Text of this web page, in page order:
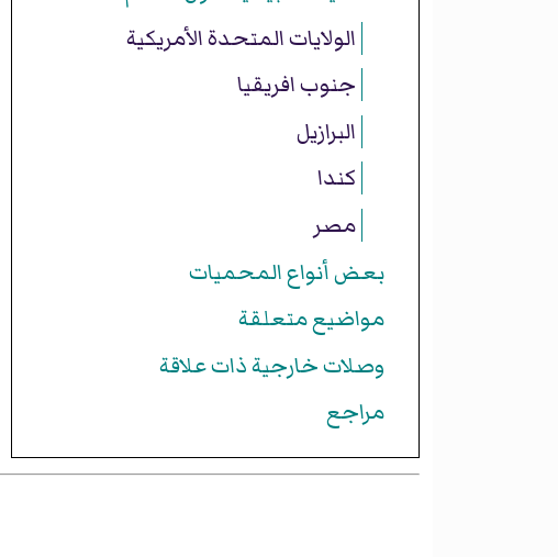
الولايات المتحدة الأمريكية
جنوب افريقيا
البرازيل
كندا
مصر
بعض أنواع المحميات
مواضيع متعلقة
وصلات خارجية ذات علاقة
مراجع